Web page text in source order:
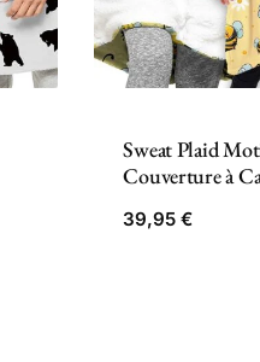
Sweat Plaid
Couverture à
39,95€